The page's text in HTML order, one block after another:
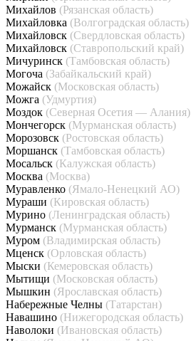
Михайлов (Рязанская область)
Михайловка (Волгоградская область)
Михайловск (Свердловская область)
Михайловск (Ставропольский край)
Мичуринск (Тамбовская область)
Могоча (Забайкальский край)
Можайск (Московская область)
Можга (Удмуртия)
Моздок (Северная Осетия — Алания)
Мончегорск (Мурманская область)
Морозовск (Ростовская область)
Моршанск (Тамбовская область)
Мосальск (Калужская область)
Москва (Москва)
Муравленко (Ямало-Ненецкий АО)
Мураши (Кировская область)
Мурино (Ленинградская область)
Мурманск (Мурманская область)
Муром (Владимирская область)
Мценск (Орловская область)
Мыски (Кемеровская область)
Мытищи (Московская область)
Мышкин (Ярославская область)
Набережные Челны (Татарстан)
Навашино (Нижегородская область)
Наволоки (Ивановская область)